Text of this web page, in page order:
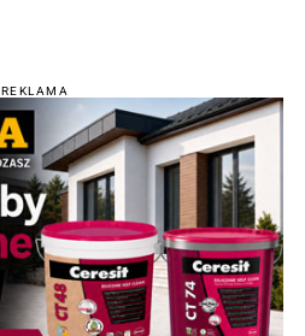
REKLAMA